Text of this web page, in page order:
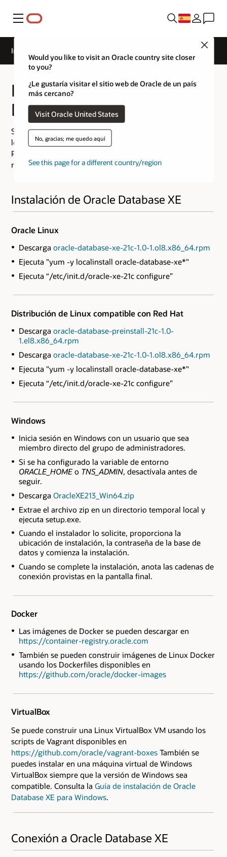
Menú
Would you like to visit an Oracle country site closer
to you?
¿Le gustaría visitar el sitio web de Oracle de un país
más cercano?
Visit Oracle United States
No, gracias; me quedo aquí
See this page for a different country/region
Inicio rápido de Oracle Database XE
Inicio rápido de Oracle
Database XE
Si tienes experiencia en la instalación de software, sigue
los pasos que se indican a continuación.
Para obtener más información e instrucciones detalladas,
revisa las guías de instalación paraLinuxo
Instalación de Oracle Database XE
Oracle Linux
Descarga oracle-database-xe-21c-1.0-1.ol8.x86_64.rpm
Ejecuta "yum -y localinstall oracle-database-xe*"
Ejecuta “/etc/init.d/oracle-xe-21c configure”
Distribución de Linux compatible con Red Hat
Descarga oracle-database-preinstall-21c-1.0-
1.el8.x86_64.rpm
Descarga oracle-database-xe-21c-1.0-1.ol8.x86_64.rpm
Ejecuta "yum -y localinstall oracle-database-xe*"
Ejecuta “/etc/init.d/oracle-xe-21c configure”
Windows
Inicia sesión en Windows con un usuario que sea
miembro directo del grupo de administradores.
Si se ha configurado la variable de entorno
ORACLE_HOMEo TNS_ADMIN, desactívala antes de
seguir.
Descarga OracleXE213_Win64.zip
Extrae el archivo zip en un directorio temporal local y
ejecuta setup.exe.
Cuando el instalador lo solicite, proporciona la
ubicación de instalación, la contraseña de la base de
datos y comienza la instalación.
Cuando se complete la instalación, anota las cadenas de
conexión provistas en la pantalla final.
Docker
Las imágenes de Docker se pueden descargar en
https://container-registry.oracle.com
También se pueden construir imágenes de Linux Docker
usando los Dockerfiles disponibles en
https://github.com/oracle/docker-images
VirtualBox
Se puede construir una Linux VirtualBox VM usando los
scripts de Vagrant disponibles en
https://github.com/oracle/vagrant-boxes También se
puedes instalar en una máquina virtual de Windows
VirtualBox siempre que la versión de Windows sea
compatible. Consulta la Guía de instalación de Oracle
Database XE para Windows.
Conexión a Oracle Database XE